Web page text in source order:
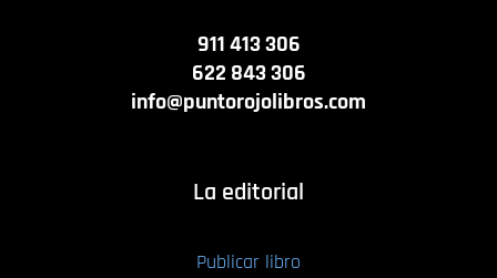
911 413 306
622 843 306
info@puntorojolibros.com
La editorial
Publicar libro